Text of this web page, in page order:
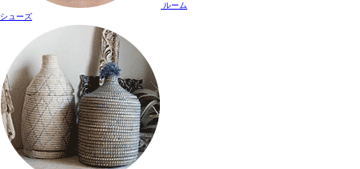
ルーム
シューズ